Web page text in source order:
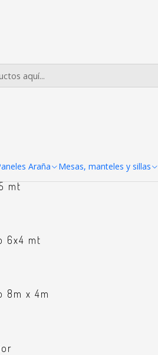
Araña Mesas, manteles y sillas
Arcos meta
mt
6x4 mt
8m x 4m